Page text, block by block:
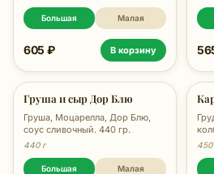
Большая Малая
605 ₽ В корзину
Груша и сыр Дор Блю
Груша, Моцарелла, Дор Блю,
соус сливочный. 440 гр.
440 г
Большая Малая
450